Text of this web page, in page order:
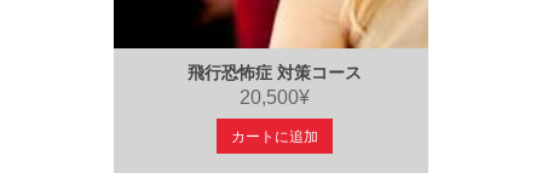
飛行恐怖症 対策コース
20,500¥
カートに追加